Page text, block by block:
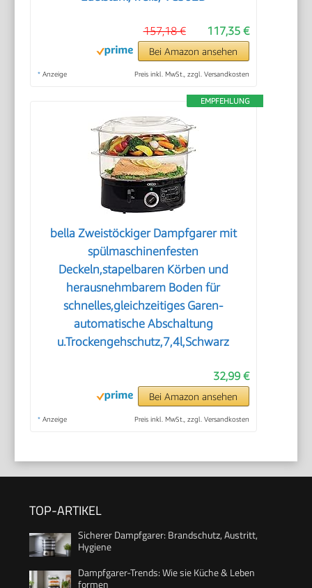
117,35 €
157,18 €
Bei Amazon ansehen
* Anzeige Preis inkl. MwSt., zzgl. Versandkosten
EMPFEHLUNG
bella Zweistöckiger Dampfgarer mit
spülmaschinenfesten
Deckeln,stapelbaren Körben und
herausnehmbarem Boden für
schnelles,gleichzeitiges Garen-
automatische Abschaltung
u.Trockengehschutz,7,4l,Schwarz
32,99 €
Bei Amazon ansehen
* Anzeige Preis inkl. MwSt., zzgl. Versandkosten
TOP-ARTIKEL
Sicherer Dampfgarer: Brandschutz, Austritt,
Hygiene
Dampfgarer-Trends: Wie sie Küche & Leben
formen